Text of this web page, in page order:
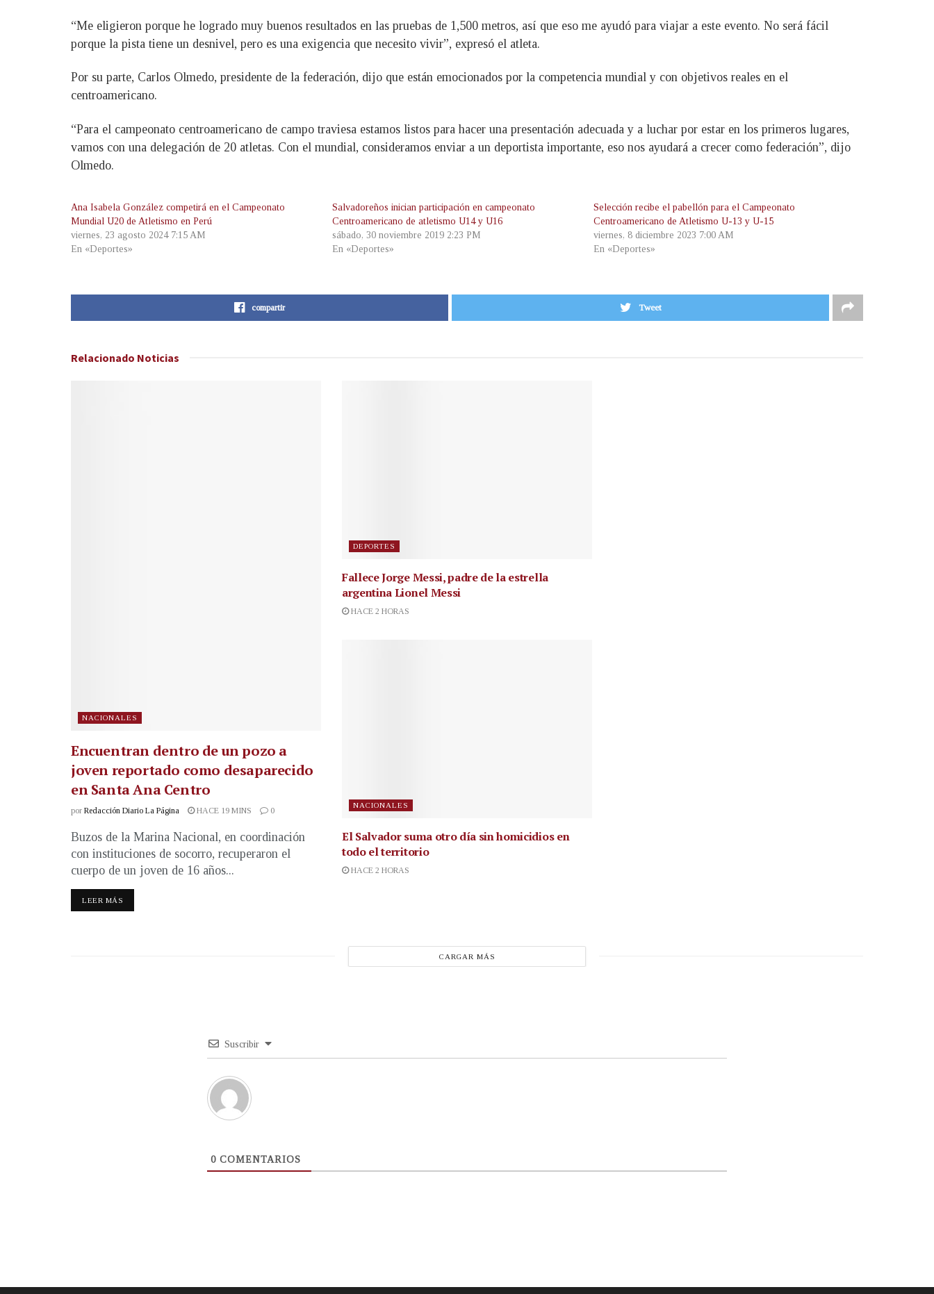
“Me eligieron porque he logrado muy buenos resultados en las pruebas de 1,500 metros, así que eso me ayudó para viajar a este evento. No será fácil
porque la pista tiene un desnivel, pero es una exigencia que necesito vivir”, expresó el atleta.
Por su parte, Carlos Olmedo, presidente de la federación, dijo que están emocionados por la competencia mundial y con objetivos reales en el
centroamericano.
“Para el campeonato centroamericano de campo traviesa estamos listos para hacer una presentación adecuada y a luchar por estar en los primeros lugares,
vamos con una delegación de 20 atletas. Con el mundial, consideramos enviar a un deportista importante, eso nos ayudará a crecer como federación”, dijo
Olmedo.
Ana Isabela González competirá en el Campeonato
Mundial U20 de Atletismo en Perú
viernes, 23 agosto 2024 7:15 AM
En «Deportes»
Salvadoreños inician participación en campeonato
Centroamericano de atletismo U14 y U16
sábado, 30 noviembre 2019 2:23 PM
En «Deportes»
Selección recibe el pabellón para el Campeonato
Centroamericano de Atletismo U-13 y U-15
viernes, 8 diciembre 2023 7:00 AM
En «Deportes»
compartir Tweet
Relacionado Noticias
NACIONALES
Encuentran dentro de un pozo a
joven reportado como desaparecido
en Santa Ana Centro
por Redacción Diario La Página HACE 19 MINS 0
Buzos de la Marina Nacional, en coordinación
con instituciones de socorro, recuperaron el
cuerpo de un joven de 16 años...
LEER MÁS
DEPORTES
Fallece Jorge Messi, padre de la estrella
argentina Lionel Messi
HACE 2 HORAS
NACIONALES
El Salvador suma otro día sin homicidios en
todo el territorio
HACE 2 HORAS
CARGAR MÁS
Suscribir
0 COMENTARIOS